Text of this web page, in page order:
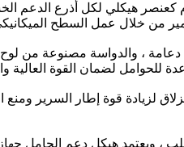
ملف جانبي ملفوف داخلي 60 × 40 × 2 ، والذي
من خلال عمل السطح
لزيادة قوة إطار السرير
، ويعتمد هيكل دعم الحامل